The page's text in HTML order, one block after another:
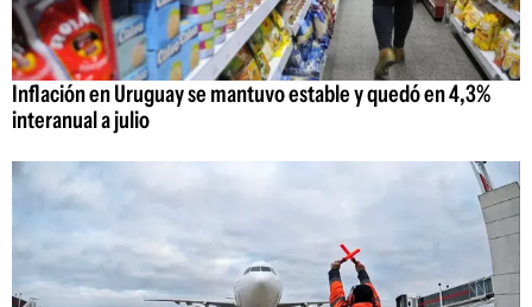
Inflación en Uruguay se mantuvo estable y quedó en 4,3%
interanual a julio